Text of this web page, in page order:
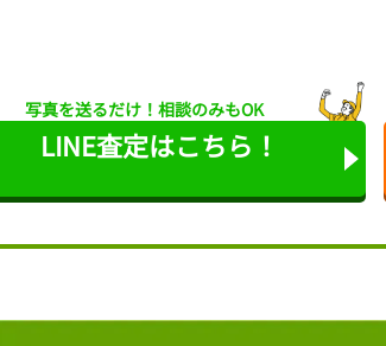
写真を送るだけ！ 相談のみもOK
LINE査定はこちら！